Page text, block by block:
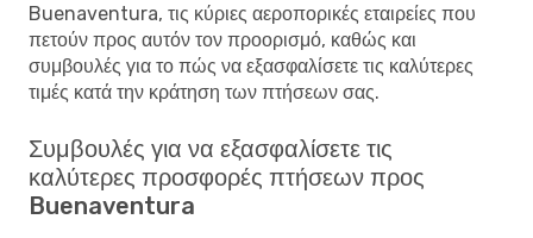
Buenaventura, τις κύριες αεροπορικές εταιρείες που
πετούν προς αυτόν τον προορισμό, καθώς και
συμβουλές για το πώς να εξασφαλίσετε τις καλύτερες
τιμές κατά την κράτηση των πτήσεων σας.
Συμβουλές για να εξασφαλίσετε τις
καλύτερες προσφορές πτήσεων προς
Buenaventura